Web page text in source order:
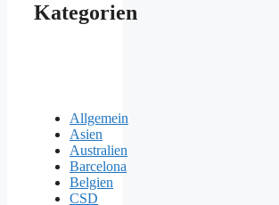
Kategorien
Allgemein
Asien
Australien
Barcelona
Belgien
CSD